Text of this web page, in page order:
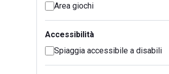
Area giochi
Accessibilità
Spiaggia accessibile a disabili